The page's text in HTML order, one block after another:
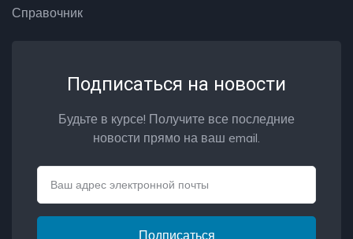
Справочник
Подписаться на новости
Будьте в курсе! Получите все последние
новости прямо на ваш email.
Подписаться